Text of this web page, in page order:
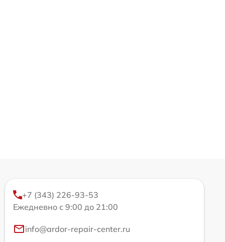
+7 (343) 226-93-53
Ежедневно с 9:00 до 21:00
info@ardor-repair-center.ru